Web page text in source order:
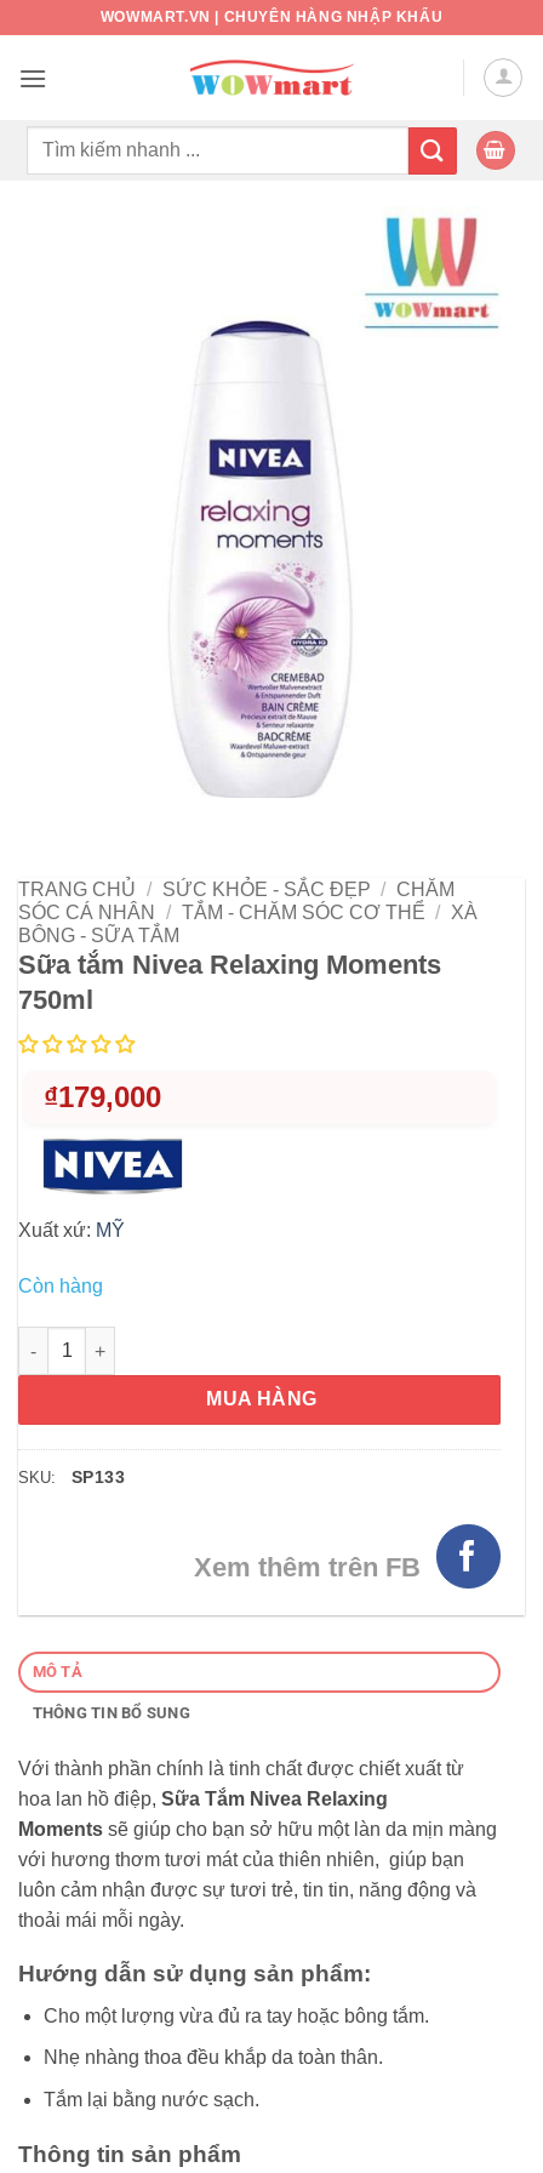
nội
WOWMART.VN | CHUYÊN HÀNG NHẬP KHẨU
Tìm
TRANG CHỦ / SỨC KHỎE - SẮC ĐẸP / CHĂM
SÓC CÁ NHÂN
/ TẮM - CHĂM SÓC CƠ THỂ / XÀ
BÔNG - SỮA TẮM
Sữa tắm Nivea Relaxing Moments
750ml
₫179,000
Xuất xứ: MỸ
Còn hàng
Sữa tắm Nivea Relaxing Moments 750ml số lượng
MUA HÀNG
SKU: SP133
Xem thêm trên FB
MÔ TẢ
THÔNG TIN BỔ SUNG
Với thành phần chính là tinh chất được chiết xuất từ
hoa lan hồ điệp, Sữa Tắm Nivea Relaxing
Moments sẽ giúp cho bạn sở hữu một làn da mịn màng
với hương thơm tươi mát của thiên nhiên, giúp bạn
luôn cảm nhận được sự tươi trẻ, tin tin, năng động và
thoải mái mỗi ngày.
Hướng dẫn sử dụng sản phẩm:
Cho một lượng vừa đủ ra tay hoặc bông tắm.
Nhẹ nhàng thoa đều khắp da toàn thân.
Tắm lại bằng nước sạch.
Thông tin sản phẩm